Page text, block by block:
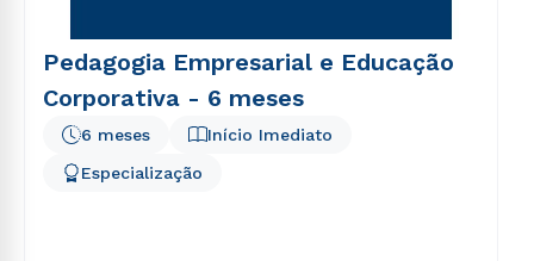
Pedagogia Empresarial e Educação
Corporativa - 6 meses
Início Imediato
6 meses
Especialização